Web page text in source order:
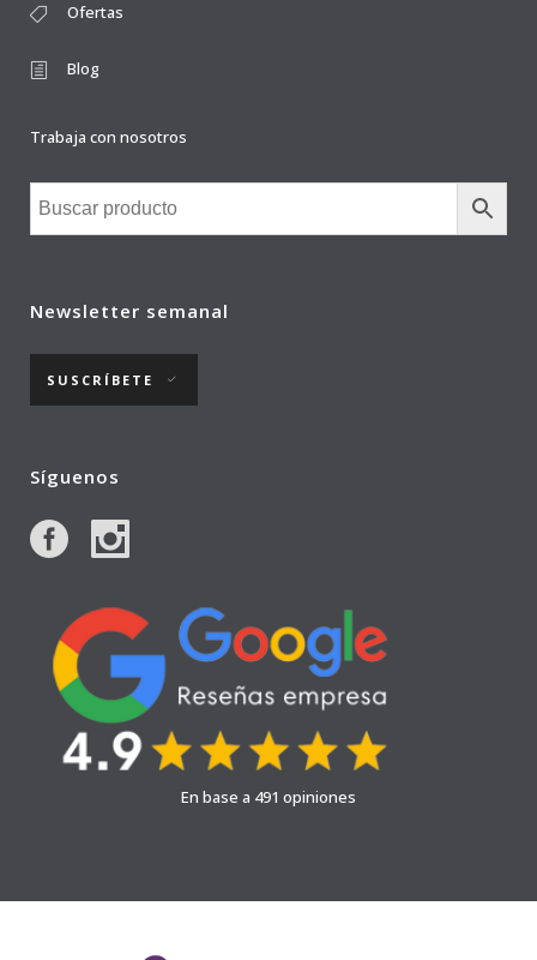
Ofertas
Blog
Trabaja con nosotros
Newsletter semanal
SUSCRÍBETE
Síguenos
En base a 491 opiniones